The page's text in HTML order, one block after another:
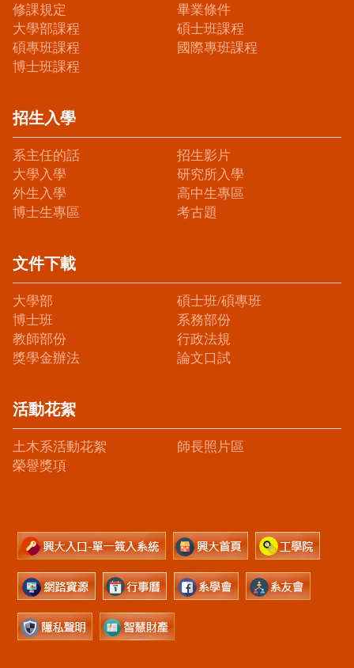
修課規定
畢業條件
大學部課程
碩士班課程
碩專班課程
國際專班課程
博士班課程
招生入學
系主任的話
招生影片
大學入學
研究所入學
外生入學
高中生專區
博士生專區
考古題
文件下載
大學部
碩士班/碩專班
博士班
系務部份
教師部份
行政法規
獎學金辦法
論文口試
活動花絮
土木系活動花絮
師長照片區
榮譽獎項